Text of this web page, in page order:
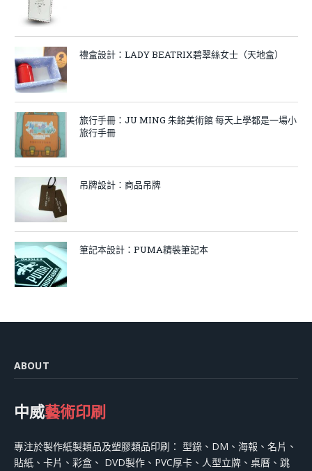
禮盒設計：LADY BEATRIX碧翠絲女士（天地盒）
旅行手冊：JU MING 朱銘美術館 每天上學都是一場小
旅行手冊
吊牌設計：商品吊牌
筆記本設計：PUMA精裝筆記本
ABOUT
中威藝術印刷
專注於製作紙製類品及塑膠類品印刷： 型錄、DM、海報、名片、
貼紙、卡片、彩盒、 DVD製作、PVC厚卡、人型立牌、桌曆、跳